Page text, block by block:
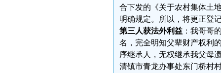
合下发的《关于农村集体土
明确规定。所以，将更正登
第三人获法外利益：我哥哥
名，完全明知父辈财产权利
序继承人，无权继承我父母
清镇市青龙办事处东门桥村